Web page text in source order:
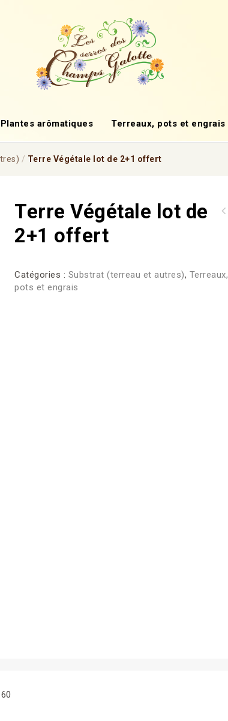
Plantes arômatiques Terreaux, pots et engrais
/ Terre Végétale lot de 2+1 offert
Terre Végétale lot de
2+1 offert
Catégories : Substrat (terreau et autres), Terreaux,
pots et engrais